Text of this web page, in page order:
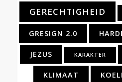
GERECHTIGHEID
GRESIGN 2.0
JEZUS KARAKTER
KLIMAAT